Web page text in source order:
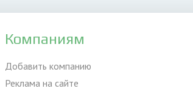
Компаниям
Добавить компанию
Реклама на сайте